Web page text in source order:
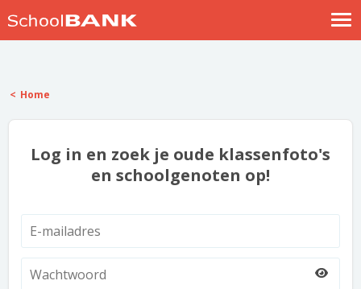
Help
Home
Log in en zoek je oude klassenfoto's
en schoolgenoten op!